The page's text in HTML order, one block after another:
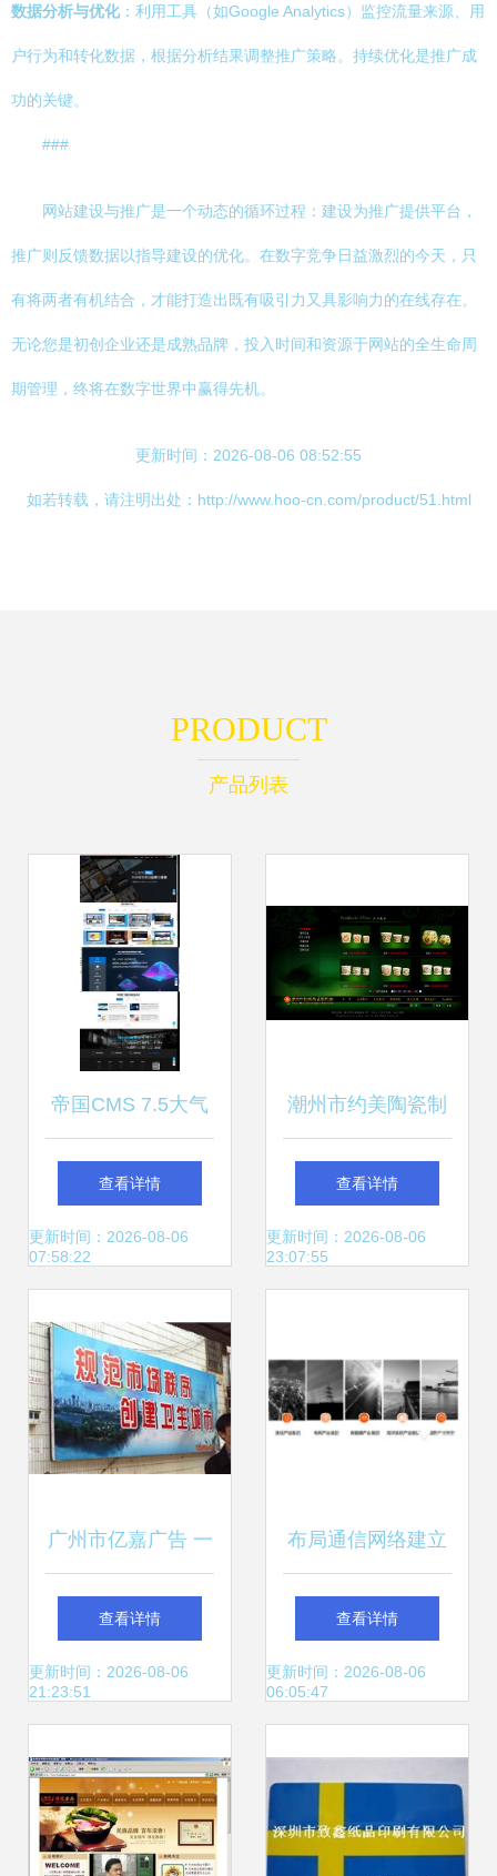
数据分析与优化：利用工具（如Google Analytics）监控流量来源、用
户行为和转化数据，根据分析结果调整推广策略。持续优化是推广成
功的关键。
###
网站建设与推广是一个动态的循环过程：建设为推广提供平台，
推广则反馈数据以指导建设的优化。在数字竞争日益激烈的今天，只
有将两者有机结合，才能打造出既有吸引力又具影响力的在线存在。
无论您是初创企业还是成熟品牌，投入时间和资源于网站的全生命周
期管理，终将在数字世界中赢得先机。
更新时间：2026-08-06 08:52:55
如若转载，请注明出处：http://www.hoo-cn.com/product/51.html
PRODUCT
产品列表
帝国CMS 7.5大气
高科技感企业网站
模板 开启自适应建
查看详情
更新时间：2026-08-06
07:58:22
潮州市约美陶瓷制
作厂官网建设 数字
赋能传统陶瓷产业
查看详情
更新时间：2026-08-06
23:07:55
广州市亿嘉广告 一
站式综合广告制作
解决方案，打造城
查看详情
更新时间：2026-08-06
21:23:51
布局通信网络建立
工业互联网 中天科
技以特种输电技术
查看详情
更新时间：2026-08-06
06:05:47